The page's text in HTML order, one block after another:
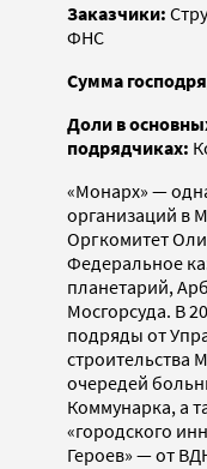
Заказчики:
ФНС
Сумма
Доли в
подрядчиках:
«Монарх» —
организаций в
Оргкомитет
Федеральное
планетарий,
Мосгорсуда. В
подряды от
строительства
очередей
Коммунарка, а
«городского
Героев» — от